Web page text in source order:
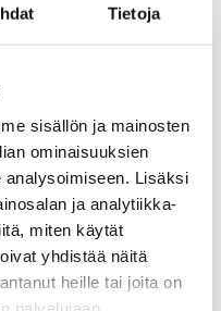
Tietoja
sisällön ja mainosten
ominaisuuksien
Lisäksi
ja analytiikka-
miten käytät
yhdistää näitä
heille tai joita on
6130 SK-
4G2,5 (AWG14)